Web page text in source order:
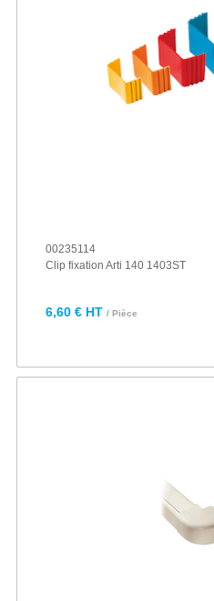
00235114
Clip fixation Arti 140 1403ST
6,60 € HT / Pièce